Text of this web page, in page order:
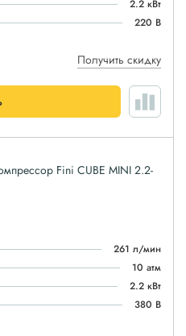
2.2 кВт
220 В
Получить скидку
Fini CUBE MINI 2.2-
261 л/мин
10 атм
2.2 кВт
380 В